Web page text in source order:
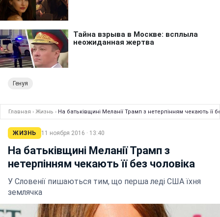
Генуя
Главная › Жизнь › На батьківщині Меланії Трамп з нетерпінням чекають її
ЖИЗНЬ 11 ноября 2016 · 13:40
На батьківщині Меланії Трамп з
нетерпінням чекають її без чоловіка
У Словенії пишаються тим, що перша леді США їхня
землячка